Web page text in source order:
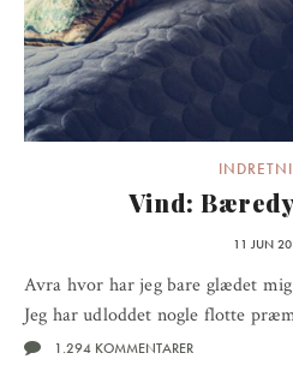
Vind:
11 JUN
Avra hvor har jeg bare glædet
Jeg har udloddet nogle flotte
1.294 KOMMENTARER